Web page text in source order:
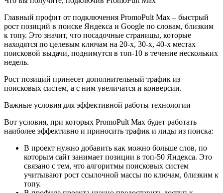
Главный профит от подключения PromoPult Max – быстрый
рост позиций в поиске Яндекса и Google по словам, близким
к топу. Это значит, что посадочные страницы, которые
находятся по целевым ключам на 20-х, 30-х, 40-х местах
поисковой выдачи, поднимутся в топ-10 в течение нескольких
недель.
Рост позиций принесет дополнительный трафик из
поисковых систем, а с ним увеличатся и конверсии.
Важные условия для эффективной работы технологии
Вот условия, при которых PromoPult Max будет работать
наиболее эффективно и приносить трафик и лиды из поиска:
В проект нужно добавить как можно больше слов, по
которым сайт занимает позиции в топ-50 Яндекса. Это
связано с тем, что алгоритмы поисковых систем
учитывают рост ссылочной массы по ключам, близким к
топу.